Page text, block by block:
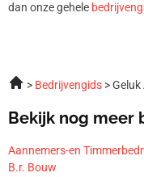
dan onze gehele
Bedrijvengids
Bekijk nog meer
Aannemers-en
B.r. Bouw